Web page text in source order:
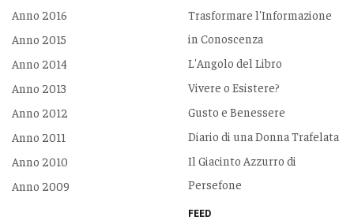
Anno 2016
Anno 2015
Anno 2014
Anno 2013
Anno 2012
Anno 2011
Anno 2010
Anno 2009
Trasformare l'Informazione
in Conoscenza
L'Angolo del Libro
Vivere o Esistere?
Gusto e Benessere
Diario di una Donna Trafelata
Il Giacinto Azzurro di
Persefone
FEED